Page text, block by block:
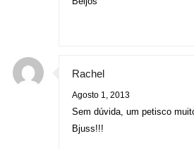
Rachel
Agosto 1, 2013
Sem dúvida, um petisco
Bjuss!!!